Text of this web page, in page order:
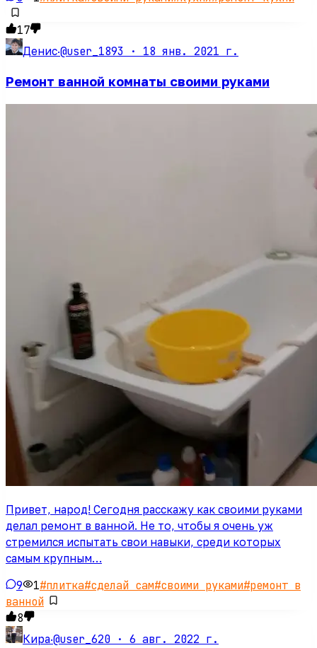
17
Денис·@user_1893 · 18 янв. 2021 г.
Ремонт ванной комнаты своими руками
Привет, народ! Сегодня расскажу как своими руками
делал ремонт в ванной. Не то, чтобы я очень уж
стремился испытать свои навыки, среди которых
самым крупным…
9 1#плитка#сделай сам#своими руками#ремонт в
ванной
8
Кира·@user_620 · 6 авг. 2022 г.